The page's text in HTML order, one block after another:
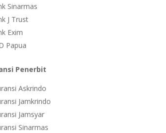
Sinarmas
J Trust
Exim
Papua
Penerbit
Askrindo
Jamkrindo
Jamsyar
Sinarmas